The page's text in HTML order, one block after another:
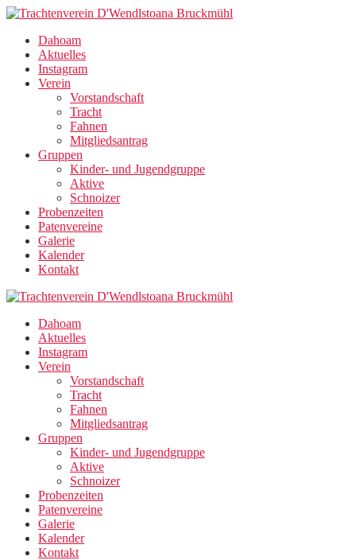
Zum
springenDahoam
Aktuelles
Instagram
Verein
Vorstandschaft
Tracht
Fahnen
Mitgliedsantrag
Gruppen
Kinder- und Jugendgruppe
Aktive
Schnoizer
Probenzeiten
Patenvereine
Galerie
Kalender
Kontakt
Dahoam
Aktuelles
Instagram
Verein
Vorstandschaft
Tracht
Fahnen
Mitgliedsantrag
Gruppen
Kinder- und Jugendgruppe
Aktive
Schnoizer
Probenzeiten
Patenvereine
Galerie
Kalender
Kontakt